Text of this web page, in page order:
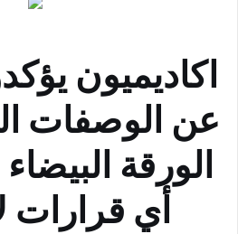
اكاديميون
عن الوصفات
الورقة
أي قرارات